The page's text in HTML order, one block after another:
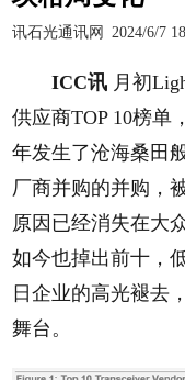
讯石光通讯网 2024/6/7
ICC讯 月初
供应商TOP 10榜单
年发生了沧海桑田
厂商并购的并购，
原因已经消失在大
如今也掉出前十，
日企业的高光褪去
舞台。